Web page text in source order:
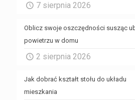
7 sierpnia 2026
Oblicz swoje oszczędności susząc
powietrzu w domu
2 sierpnia 2026
Jak dobrać kształt stołu do układu
mieszkania